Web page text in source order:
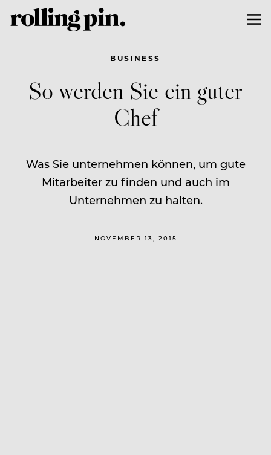
BUSINESS
So werden Sie ein guter
Chef
Was Sie unternehmen können, um gute
Mitarbeiter zu finden und auch im
Unternehmen zu halten.
NOVEMBER 13, 2015